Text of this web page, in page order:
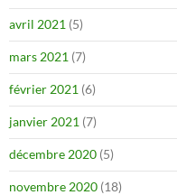
avril 2021 (5)
mars 2021 (7)
février 2021 (6)
janvier 2021 (7)
décembre 2020 (5)
novembre 2020 (18)